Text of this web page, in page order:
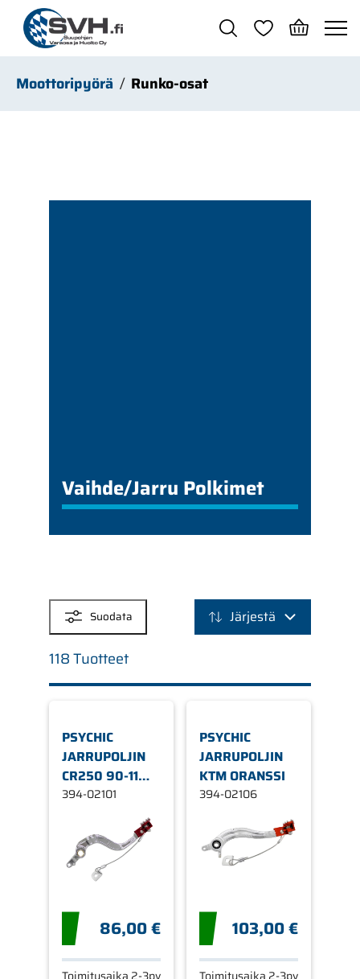
Siirry pääsisältöön
Moottoripyörä Runko-osat
Vaihde/Jarru Polkimet
Suodata Järjestä
118 Tuotteet
PSYCHIC
JARRUPOLJIN
CR250 90-11
PUNAINEN
394-02101
86,00 €
PSYCHIC
JARRUPOLJIN
KTM ORANSSI
394-02106
103,00 €